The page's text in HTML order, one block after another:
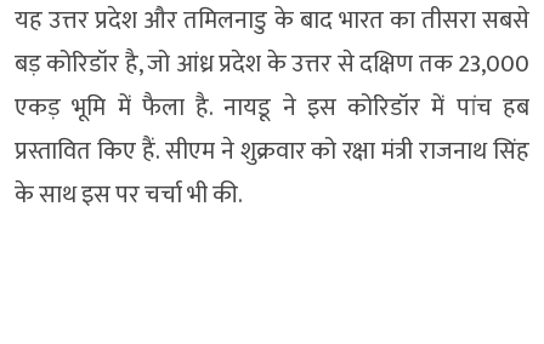
यह उत्तर प्रदेश और तमिलनाडु के बाद भारत का तीसरा सबसे
बड़ कोरिडॉर है, जो आंध्र प्रदेश के उत्तर से दक्षिण तक 23,000
एकड़ भूमि में फैला है. नायडू ने इस कोरिडॉर में पांच हब
प्रस्तावित किए हैं. सीएम ने शुक्रवार को रक्षा मंत्री राजनाथ सिंह
के साथ इस पर चर्चा भी की.